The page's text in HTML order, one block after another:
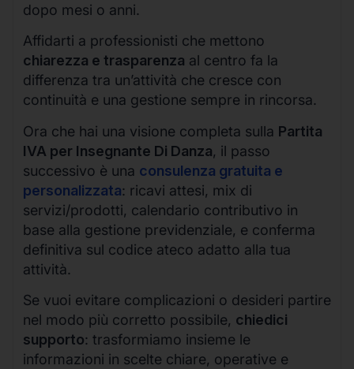
dopo mesi o anni.
Affidarti a professionisti che mettono
chiarezza e trasparenza al centro fa la
differenza tra un’attività che cresce con
continuità e una gestione sempre in rincorsa.
Ora che hai una visione completa sulla Partita
IVA per Insegnante Di Danza, il passo
successivo è una consulenza gratuita e
personalizzata: ricavi attesi, mix di
servizi/prodotti, calendario contributivo in
base alla gestione previdenziale, e conferma
definitiva sul codice ateco adatto alla tua
attività.
Se vuoi evitare complicazioni o desideri partire
nel modo più corretto possibile, chiedici
supporto: trasformiamo insieme le
informazioni in scelte chiare, operative e